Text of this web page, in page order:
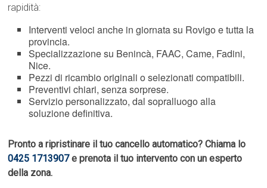
rapidità:
Interventi veloci anche in giornata su Rovigo e tutta la
provincia.
Specializzazione su Benincà, FAAC, Came, Fadini,
Nice.
Pezzi di ricambio originali o selezionati compatibili.
Preventivi chiari, senza sorprese.
Servizio personalizzato, dal sopralluogo alla
soluzione definitiva.
Pronto a ripristinare il tuo cancello automatico? Chiama lo
0425 1713907e prenota il tuo intervento con un esperto
della zona.